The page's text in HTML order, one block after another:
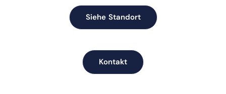
Siehe Standort
Kontakt